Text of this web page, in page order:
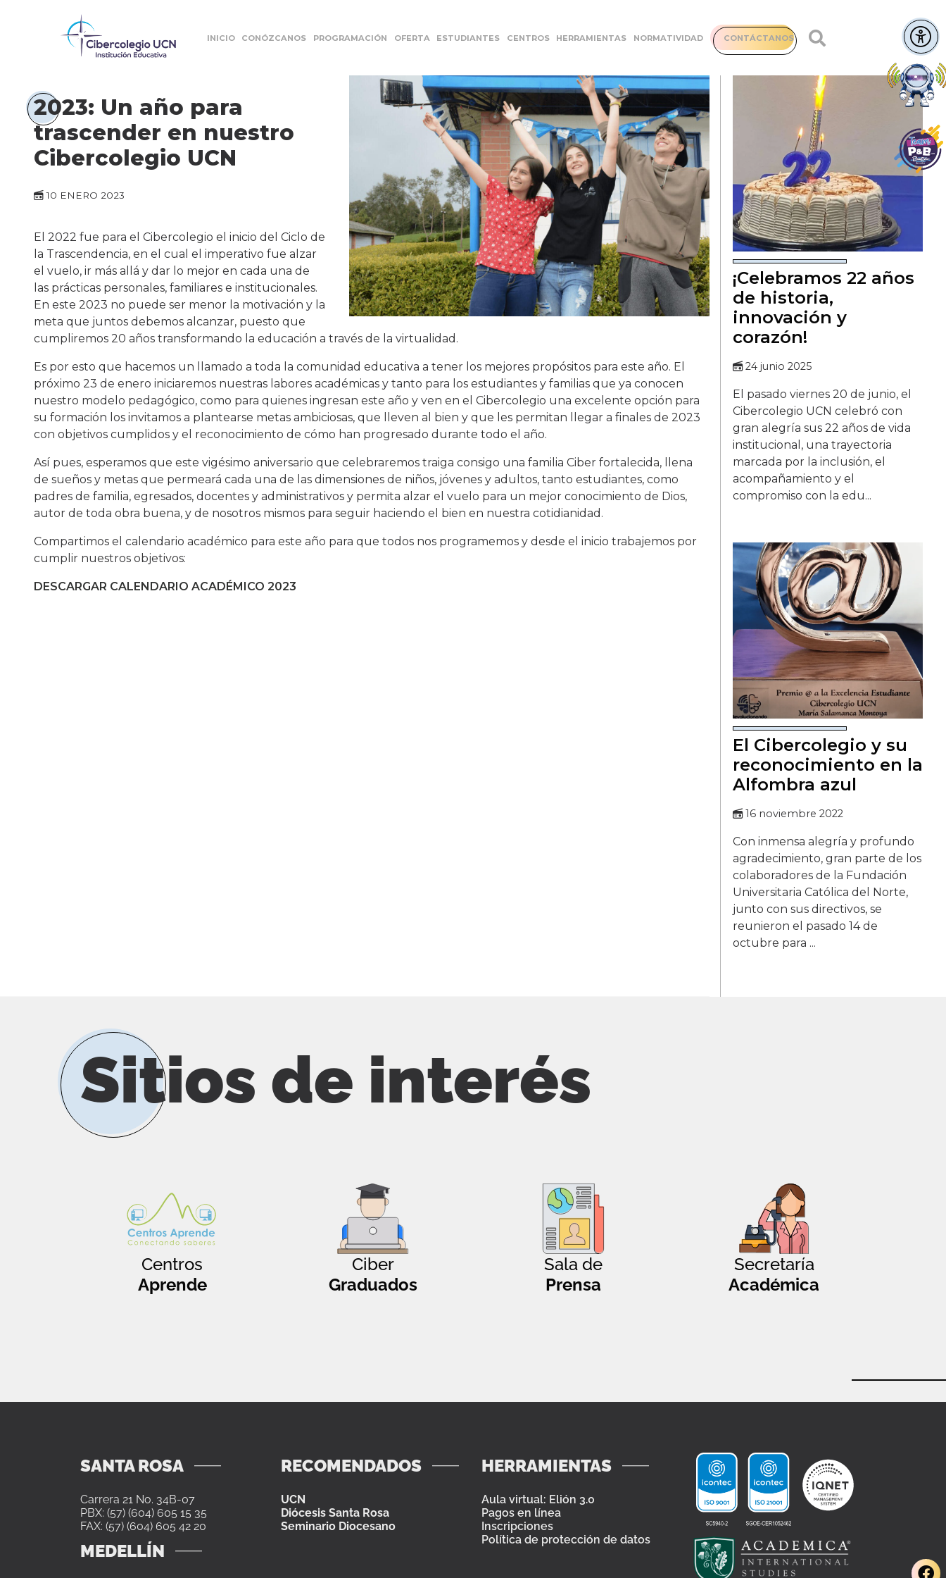
INICIO CONÓZCANOS PROGRAMACIÓN OFERTA ESTUDIANTES CENTROS HERRAMIENTAS NORMATIVIDAD CONTÁCTANOS
2023: Un año para
trascender en nuestro
Cibercolegio UCN
10 ENERO 2023
El 2022 fue para el Cibercolegio el inicio del Ciclo de
la Trascendencia, en el cual el imperativo fue alzar
el vuelo, ir más allá y dar lo mejor en cada una de
las prácticas personales, familiares e institucionales.
En este 2023 no puede ser menor la motivación y la
meta que juntos debemos alcanzar, puesto que
cumpliremos 20 años transformando la educación a través de la virtualidad.
Es por esto que hacemos un llamado a toda la comunidad educativa a tener los mejores propósitos para este año. El
próximo 23 de enero iniciaremos nuestras labores académicas y tanto para los estudiantes y familias que ya conocen
nuestro modelo pedagógico, como para quienes ingresan este año y ven en el Cibercolegio una excelente opción para
su formación los invitamos a plantearse metas ambiciosas, que lleven al bien y que les permitan llegar a finales de 2023
con objetivos cumplidos y el reconocimiento de cómo han progresado durante todo el año.
Así pues, esperamos que este vigésimo aniversario que celebraremos traiga consigo una familia Ciber fortalecida, llena
de sueños y metas que permeará cada una de las dimensiones de niños, jóvenes y adultos, tanto estudiantes, como
padres de familia, egresados, docentes y administrativos y permita alzar el vuelo para un mejor conocimiento de Dios,
autor de toda obra buena, y de nosotros mismos para seguir haciendo el bien en nuestra cotidianidad.
Compartimos el calendario académico para este año para que todos nos programemos y desde el inicio trabajemos por
cumplir nuestros objetivos:
DESCARGAR CALENDARIO ACADÉMICO 2023
¡Celebramos 22 años
de historia,
innovación y
corazón!
24 junio 2025
El pasado viernes 20 de junio, el
Cibercolegio UCN celebró con
gran alegría sus 22 años de vida
institucional, una trayectoria
marcada por la inclusión, el
acompañamiento y el
compromiso con la edu...
El Cibercolegio y su
reconocimiento en la
Alfombra azul
16 noviembre 2022
Con inmensa alegría y profundo
agradecimiento, gran parte de los
colaboradores de la Fundación
Universitaria Católica del Norte,
junto con sus directivos, se
reunieron el pasado 14 de
octubre para ...
Sitios de interés
Centros
Aprende
Ciber
Graduados
Sala de
Prensa
Secretaría
Académica
SANTA ROSA
Carrera 21 No. 34B-07
PBX: (57) (604) 605 15 35
FAX: (57) (604) 605 42 20
MEDELLÍN
RECOMENDADOS
UCN
Diócesis Santa Rosa
Seminario Diocesano
HERRAMIENTAS
Aula virtual: Elión 3.0
Pagos en línea
Inscripciones
Política de protección de datos